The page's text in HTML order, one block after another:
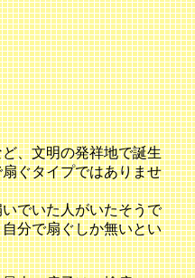
、文明の発祥地で誕生
ぐタイプではありませ
でいた人がいたそうで
分で扇ぐしか無いとい